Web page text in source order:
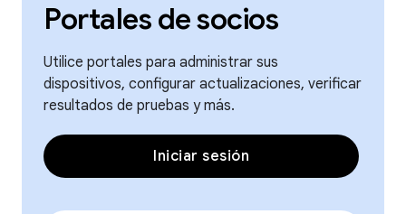
Portales de socios
Utilice portales para administrar sus
dispositivos, configurar actualizaciones, verificar
resultados de pruebas y más.
Iniciar sesión